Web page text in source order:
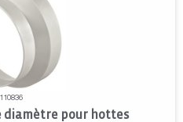
diamètre pour hottes